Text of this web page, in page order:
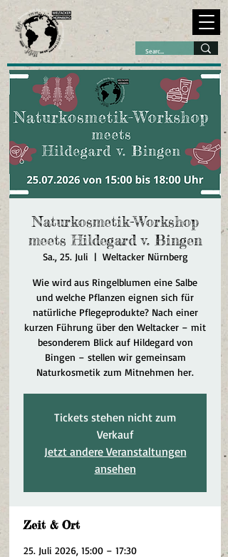
Naturkosmetik-Workshop
meets Hildegard v. Bingen
Sa., 25. Juli
  |
Weltacker Nürnberg
Wie wird aus Ringelblumen eine Salbe
und welche Pflanzen eignen sich für
natürliche Pflegeprodukte? Nach einer
kurzen Führung über den Weltacker – mit
besonderem Blick auf Hildegard von
Bingen – stellen wir gemeinsam
Naturkosmetik zum Mitnehmen her.
Tickets stehen nicht zum
Verkauf
Jetzt andere Veranstaltungen
ansehen
Zeit & Ort
25. Juli 2026, 15:00 – 17:30